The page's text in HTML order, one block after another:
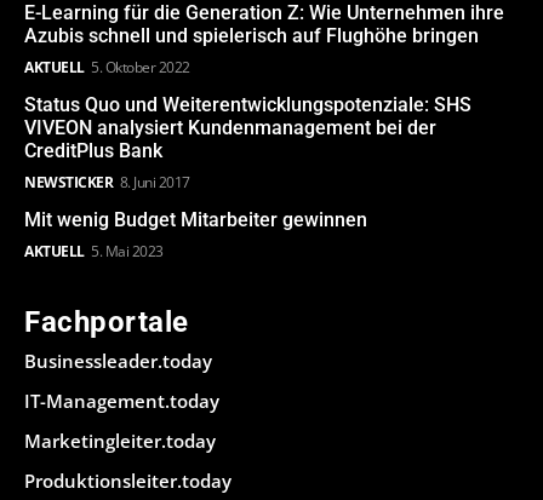
E-Learning für die Generation Z: Wie Unternehmen ihre
Azubis schnell und spielerisch auf Flughöhe bringen
AKTUELL 5. Oktober 2022
Status Quo und Weiterentwicklungspotenziale: SHS
VIVEON analysiert Kundenmanagement bei der
CreditPlus Bank
NEWSTICKER 8. Juni 2017
Mit wenig Budget Mitarbeiter gewinnen
AKTUELL 5. Mai 2023
Fachportale
Businessleader.today
IT-Management.today
Marketingleiter.today
Produktionsleiter.today